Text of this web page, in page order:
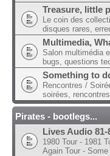
Treasure, little
Le coin des
disques rares,
Multimedia,
Salon multimédia
bugs, questions
Something to
Rencontres /
soirées,
Pirates - bootlegs...
Lives Audio 81-
1980 Tour - 1981
Again Tour -